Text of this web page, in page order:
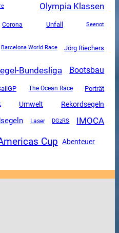
Olympia Klassen
Corona Unfall Seenot
Barcelona World Race Jörg Riechers
Bundesliga Bootsbau
The Ocean Race Porträt
Umwelt Rekordsegeln
Laser DGzRS IMOCA
Cup Abenteuer